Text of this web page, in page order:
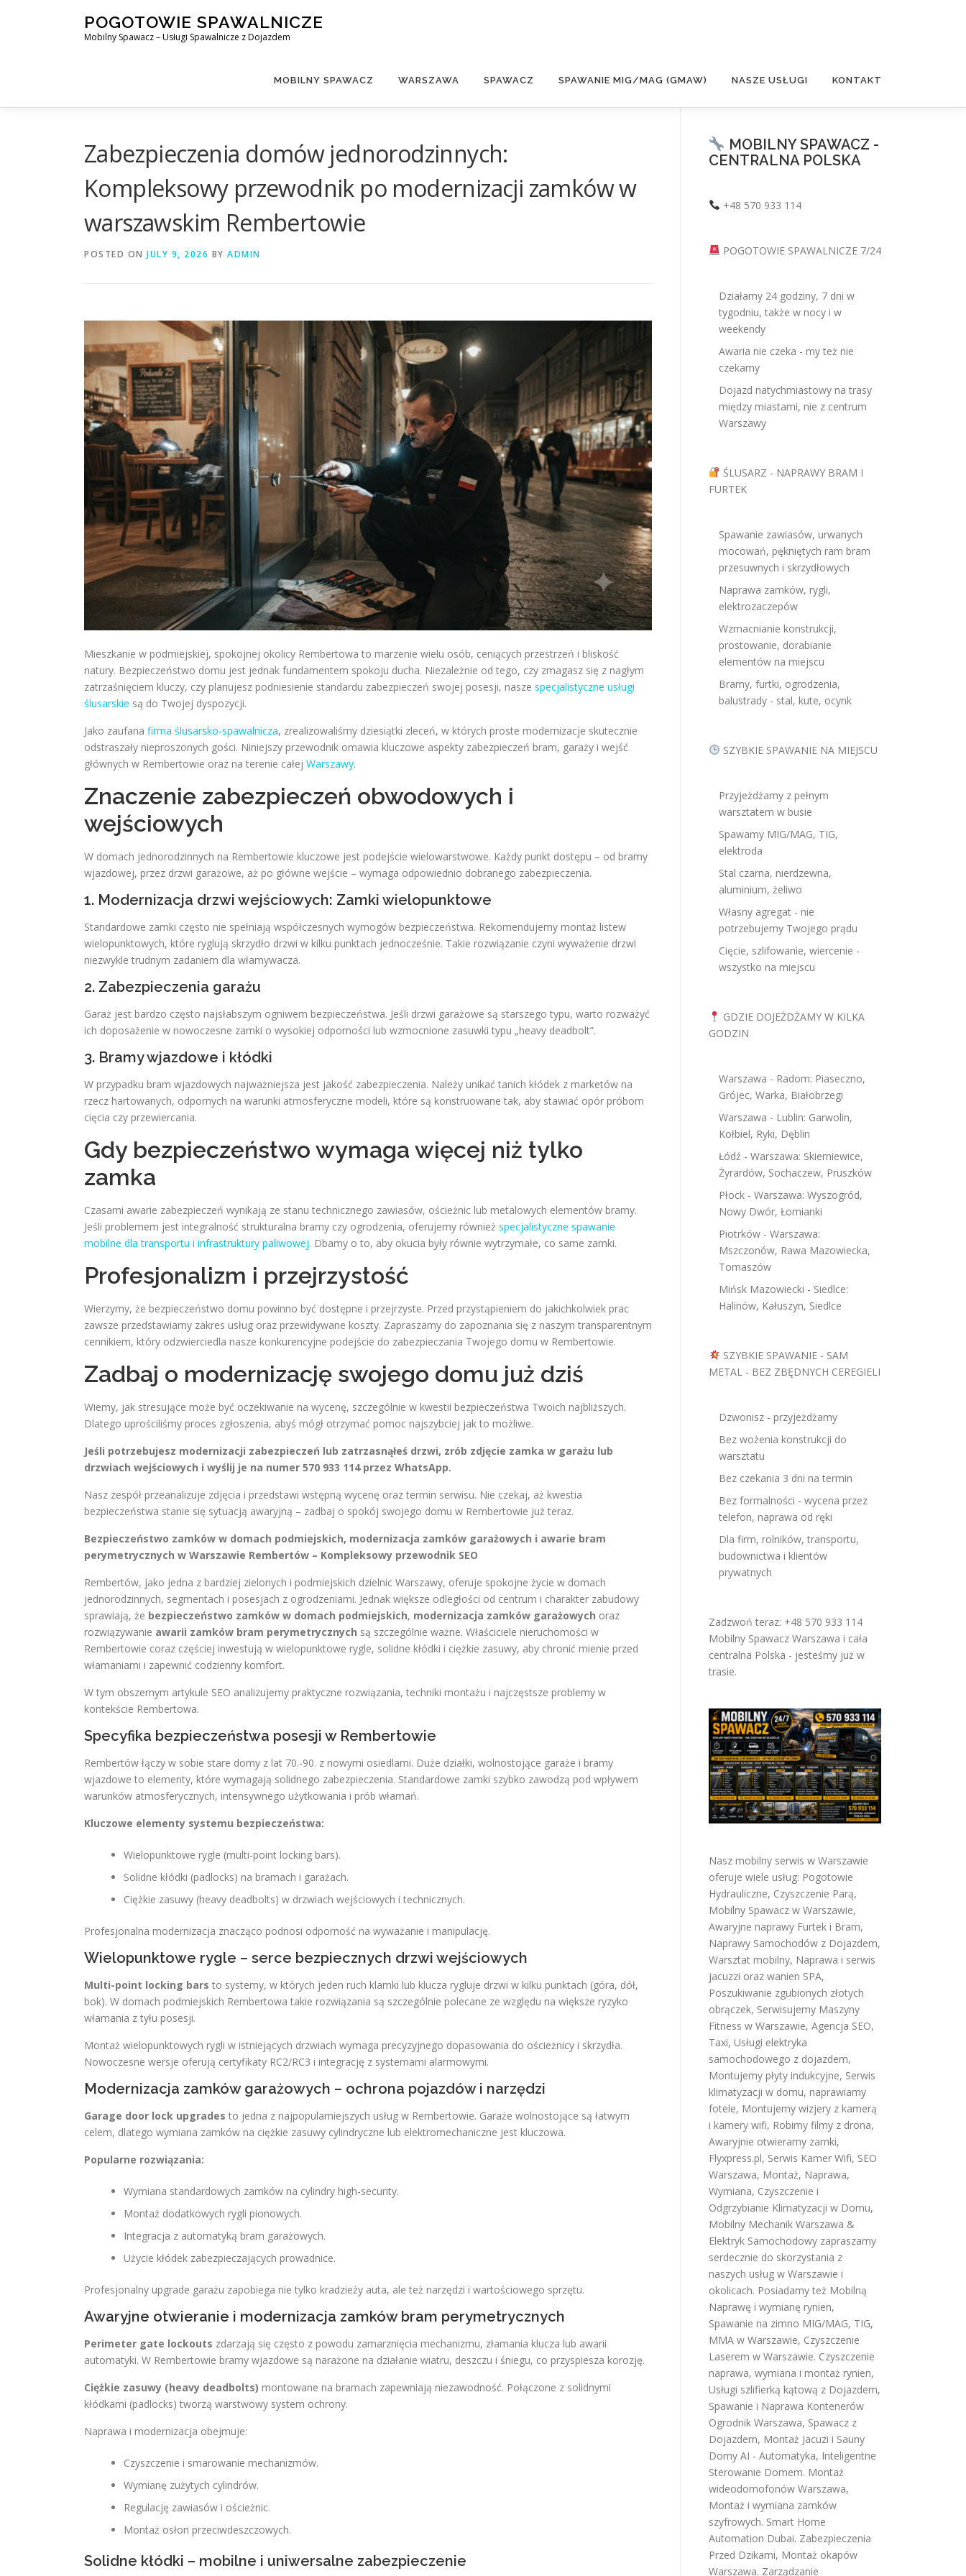
POGOTOWIE SPAWALNICZE
Mobilny Spawacz – Usługi Spawalnicze z Dojazdem
MOBILNY SPAWACZ WARSZAWA SPAWACZ SPAWANIE MIG/MAG (GMAW) NASZE USŁUGI KONTAKT
Zabezpieczenia domów jednorodzinnych:
Kompleksowy przewodnik po modernizacji zamków w
warszawskim Rembertowie
POSTED ON JULY 9, 2026 BY ADMIN
Mieszkanie w podmiejskiej, spokojnej okolicy Rembertowa to marzenie wielu osób, ceniących przestrzeń i bliskość
natury. Bezpieczeństwo domu jest jednak fundamentem spokoju ducha. Niezależnie od tego, czy zmagasz się z nagłym
zatrzaśnięciem kluczy, czy planujesz podniesienie standardu zabezpieczeń swojej posesji, nasze specjalistyczne usługi
ślusarskie są do Twojej dyspozycji.
Jako zaufana firma ślusarsko-spawalnicza, zrealizowaliśmy dziesiątki zleceń, w których proste modernizacje skutecznie
odstraszały nieproszonych gości. Niniejszy przewodnik omawia kluczowe aspekty zabezpieczeń bram, garaży i wejść
głównych w Rembertowie oraz na terenie całej Warszawy.
Znaczenie zabezpieczeń obwodowych i
wejściowych
W domach jednorodzinnych na Rembertowie kluczowe jest podejście wielowarstwowe. Każdy punkt dostępu – od bramy
wjazdowej, przez drzwi garażowe, aż po główne wejście – wymaga odpowiednio dobranego zabezpieczenia.
1. Modernizacja drzwi wejściowych: Zamki wielopunktowe
Standardowe zamki często nie spełniają współczesnych wymogów bezpieczeństwa. Rekomendujemy montaż listew
wielopunktowych, które ryglują skrzydło drzwi w kilku punktach jednocześnie. Takie rozwiązanie czyni wyważenie drzwi
niezwykle trudnym zadaniem dla włamywacza.
2. Zabezpieczenia garażu
Garaż jest bardzo często najsłabszym ogniwem bezpieczeństwa. Jeśli drzwi garażowe są starszego typu, warto rozważyć
ich doposażenie w nowoczesne zamki o wysokiej odporności lub wzmocnione zasuwki typu „heavy deadbolt”.
3. Bramy wjazdowe i kłódki
W przypadku bram wjazdowych najważniejsza jest jakość zabezpieczenia. Należy unikać tanich kłódek z marketów na
rzecz hartowanych, odpornych na warunki atmosferyczne modeli, które są konstruowane tak, aby stawiać opór próbom
cięcia czy przewiercania.
Gdy bezpieczeństwo wymaga więcej niż tylko
zamka
Czasami awarie zabezpieczeń wynikają ze stanu technicznego zawiasów, ościeżnic lub metalowych elementów bramy.
Jeśli problemem jest integralność strukturalna bramy czy ogrodzenia, oferujemy również specjalistyczne spawanie
mobilne dla transportu i infrastruktury paliwowej. Dbamy o to, aby okucia były równie wytrzymałe, co same zamki.
Profesjonalizm i przejrzystość
Wierzymy, że bezpieczeństwo domu powinno być dostępne i przejrzyste. Przed przystąpieniem do jakichkolwiek prac
zawsze przedstawiamy zakres usług oraz przewidywane koszty. Zapraszamy do zapoznania się z naszym transparentnym
cennikiem, który odzwierciedla nasze konkurencyjne podejście do zabezpieczania Twojego domu w Rembertowie.
Zadbaj o modernizację swojego domu już dziś
Wiemy, jak stresujące może być oczekiwanie na wycenę, szczególnie w kwestii bezpieczeństwa Twoich najbliższych.
Dlatego uprościliśmy proces zgłoszenia, abyś mógł otrzymać pomoc najszybciej jak to możliwe.
Jeśli potrzebujesz modernizacji zabezpieczeń lub zatrzasnąłeś drzwi, zrób zdjęcie zamka w garażu lub
drzwiach wejściowych i wyślij je na numer 570 933 114 przez WhatsApp.
Nasz zespół przeanalizuje zdjęcia i przedstawi wstępną wycenę oraz termin serwisu. Nie czekaj, aż kwestia
bezpieczeństwa stanie się sytuacją awaryjną – zadbaj o spokój swojego domu w Rembertowie już teraz.
Bezpieczeństwo zamków w domach podmiejskich, modernizacja zamków garażowych i awarie bram
perymetrycznych w Warszawie Rembertów – Kompleksowy przewodnik SEO
Rembertów, jako jedna z bardziej zielonych i podmiejskich dzielnic Warszawy, oferuje spokojne życie w domach
jednorodzinnych, segmentach i posesjach z ogrodzeniami. Jednak większe odległości od centrum i charakter zabudowy
sprawiają, że bezpieczeństwo zamków w domach podmiejskich, modernizacja zamków garażowych oraz
rozwiązywanie awarii zamków bram perymetrycznych są szczególnie ważne. Właściciele nieruchomości w
Rembertowie coraz częściej inwestują w wielopunktowe rygle, solidne kłódki i ciężkie zasuwy, aby chronić mienie przed
włamaniami i zapewnić codzienny komfort.
W tym obszernym artykule SEO analizujemy praktyczne rozwiązania, techniki montażu i najczęstsze problemy w
kontekście Rembertowa.
Specyfika bezpieczeństwa posesji w Rembertowie
Rembertów łączy w sobie stare domy z lat 70.-90. z nowymi osiedlami. Duże działki, wolnostojące garaże i bramy
wjazdowe to elementy, które wymagają solidnego zabezpieczenia. Standardowe zamki szybko zawodzą pod wpływem
warunków atmosferycznych, intensywnego użytkowania i prób włamań.
Kluczowe elementy systemu bezpieczeństwa:
Wielopunktowe rygle (multi-point locking bars).
Solidne kłódki (padlocks) na bramach i garażach.
Ciężkie zasuwy (heavy deadbolts) w drzwiach wejściowych i technicznych.
Profesjonalna modernizacja znacząco podnosi odporność na wyważanie i manipulację.
Wielopunktowe rygle – serce bezpiecznych drzwi wejściowych
Multi-point locking bars to systemy, w których jeden ruch klamki lub klucza rygluje drzwi w kilku punktach (góra, dół,
bok). W domach podmiejskich Rembertowa takie rozwiązania są szczególnie polecane ze względu na większe ryzyko
włamania z tyłu posesji.
Montaż wielopunktowych rygli w istniejących drzwiach wymaga precyzyjnego dopasowania do ościeżnicy i skrzydła.
Nowoczesne wersje oferują certyfikaty RC2/RC3 i integrację z systemami alarmowymi.
Modernizacja zamków garażowych – ochrona pojazdów i narzędzi
Garage door lock upgrades to jedna z najpopularniejszych usług w Rembertowie. Garaże wolnostojące są łatwym
celem, dlatego wymiana zamków na ciężkie zasuwy cylindryczne lub elektromechaniczne jest kluczowa.
Popularne rozwiązania:
Wymiana standardowych zamków na cylindry high-security.
Montaż dodatkowych rygli pionowych.
Integracja z automatyką bram garażowych.
Użycie kłódek zabezpieczających prowadnice.
Profesjonalny upgrade garażu zapobiega nie tylko kradzieży auta, ale też narzędzi i wartościowego sprzętu.
Awaryjne otwieranie i modernizacja zamków bram perymetrycznych
Perimeter gate lockouts zdarzają się często z powodu zamarznięcia mechanizmu, złamania klucza lub awarii
automatyki. W Rembertowie bramy wjazdowe są narażone na działanie wiatru, deszczu i śniegu, co przyspiesza korozję.
Ciężkie zasuwy (heavy deadbolts) montowane na bramach zapewniają niezawodność. Połączone z solidnymi
kłódkami (padlocks) tworzą warstwowy system ochrony.
Naprawa i modernizacja obejmuje:
Czyszczenie i smarowanie mechanizmów.
Wymianę zużytych cylindrów.
Regulację zawiasów i ościeżnic.
Montaż osłon przeciwdeszczowych.
Solidne kłódki – mobilne i uniwersalne zabezpieczenie
MOBILNY SPAWACZ -
CENTRALNA POLSKA
+48 570 933 114
POGOTOWIE SPAWALNICZE 7/24
Działamy 24 godziny, 7 dni w
tygodniu, także w nocy i w
weekendy
Awaria nie czeka - my też nie
czekamy
Dojazd natychmiastowy na trasy
między miastami, nie z centrum
Warszawy
ŚLUSARZ - NAPRAWY BRAM I
FURTEK
Spawanie zawiasów, urwanych
mocowań, pękniętych ram bram
przesuwnych i skrzydłowych
Naprawa zamków, rygli,
elektrozaczepów
Wzmacnianie konstrukcji,
prostowanie, dorabianie
elementów na miejscu
Bramy, furtki, ogrodzenia,
balustrady - stal, kute, ocynk
SZYBKIE SPAWANIE NA MIEJSCU
Przyjeżdżamy z pełnym
warsztatem w busie
Spawamy MIG/MAG, TIG,
elektroda
Stal czarna, nierdzewna,
aluminium, żeliwo
Własny agregat - nie
potrzebujemy Twojego prądu
Cięcie, szlifowanie, wiercenie -
wszystko na miejscu
GDZIE DOJEŻDŻAMY W KILKA
GODZIN
Warszawa - Radom: Piaseczno,
Grójec, Warka, Białobrzegi
Warszawa - Lublin: Garwolin,
Kołbiel, Ryki, Dęblin
Łódź - Warszawa: Skierniewice,
Żyrardów, Sochaczew, Pruszków
Płock - Warszawa: Wyszogród,
Nowy Dwór, Łomianki
Piotrków - Warszawa:
Mszczonów, Rawa Mazowiecka,
Tomaszów
Mińsk Mazowiecki - Siedlce:
Halinów, Kałuszyn, Siedlce
SZYBKIE SPAWANIE - SAM
METAL - BEZ ZBĘDNYCH CEREGIELI
Dzwonisz - przyjeżdżamy
Bez wożenia konstrukcji do
warsztatu
Bez czekania 3 dni na termin
Bez formalności - wycena przez
telefon, naprawa od ręki
Dla firm, rolników, transportu,
budownictwa i klientów
prywatnych
Zadzwoń teraz: +48 570 933 114
Mobilny Spawacz Warszawa i cała
centralna Polska - jesteśmy już w
trasie.
Nasz mobilny serwis w Warszawie
oferuje wiele usług: Pogotowie
Hydrauliczne, Czyszczenie Parą,
Mobilny Spawacz w Warszawie,
Awaryjne naprawy Furtek i Bram,
Naprawy Samochodów z Dojazdem,
Warsztat mobilny, Naprawa i serwis
jacuzzi oraz wanien SPA,
Poszukiwanie zgubionych złotych
obrączek, Serwisujemy Maszyny
Fitness w Warszawie, Agencja SEO,
Taxi, Usługi elektryka
samochodowego z dojazdem,
Montujemy płyty indukcyjne, Serwis
klimatyzacji w domu, naprawiamy
fotele, Montujemy wizjery z kamerą
i kamery wifi, Robimy filmy z drona,
Awaryjnie otwieramy zamki,
Flyxpress.pl, Serwis Kamer Wifi, SEO
Warszawa, Montaż, Naprawa,
Wymiana, Czyszczenie i
Odgrzybianie Klimatyzacji w Domu,
Mobilny Mechanik Warszawa &
Elektryk Samochodowy zapraszamy
serdecznie do skorzystania z
naszych usług w Warszawie i
okolicach. Posiadamy też Mobilną
Naprawę i wymianę rynien,
Spawanie na zimno MIG/MAG, TIG,
MMA w Warszawie, Czyszczenie
Laserem w Warszawie. Czyszczenie
naprawa, wymiana i montaż rynien,
Usługi szlifierką kątową z Dojazdem,
Spawanie i Naprawa Kontenerów
Ogrodnik Warszawa, Spawacz z
Dojazdem, Montaż Jacuzi i Sauny
Domy AI - Automatyka, Inteligentne
Sterowanie Domem. Montaż
wideodomofonów Warszawa,
Montaż i wymiana zamków
szyfrowych. Smart Home
Automation Dubai. Zabezpieczenia
Przed Dzikami, Montaż okapów
Warszawa. Zarządzanie